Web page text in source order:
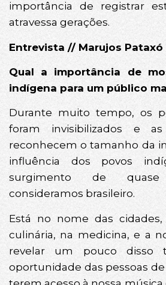
importância de registrar
atravessa gerações.
Entrevista // Marujos Pataxó
Qual a importância de
indígena para um público
Durante muito tempo, os
foram invisibilizados e
reconhecem o tamanho da
influência dos povos
surgimento de
consideramos brasileiro.
Está no nome das
culinária, na medicina, e a
revelar um pouco
oportunidade das pessoas de